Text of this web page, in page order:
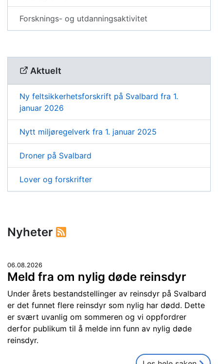
Forsknings- og utdanningsaktivitet
Aktuelt
Ny feltsikkerhetsforskrift på Svalbard fra 1.
januar 2026
Nytt miljøregelverk fra 1. januar 2025
Droner på Svalbard
Lover og forskrifter
Nyheter
06.08.2026
Meld fra om nylig døde reinsdyr
Under årets bestandstellinger av reinsdyr på Svalbard
er det funnet flere reinsdyr som nylig har dødd. Dette
er svært uvanlig om sommeren og vi oppfordrer
derfor publikum til å melde inn funn av nylig døde
reinsdyr.